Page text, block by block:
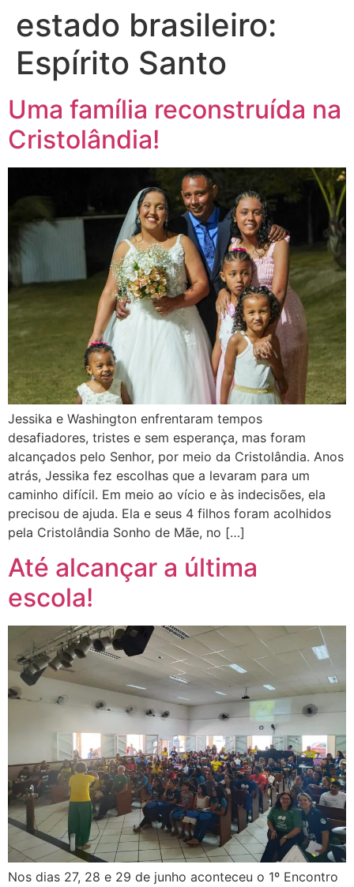
estado brasileiro:
Espírito Santo
Uma família reconstruída na
Cristolândia!
Jessika e Washington enfrentaram tempos
desafiadores, tristes e sem esperança, mas foram
alcançados pelo Senhor, por meio da Cristolândia. Anos
atrás, Jessika fez escolhas que a levaram para um
caminho difícil. Em meio ao vício e às indecisões, ela
precisou de ajuda. Ela e seus 4 filhos foram acolhidos
pela Cristolândia Sonho de Mãe, no […]
Até alcançar a última
escola!
Nos dias 27, 28 e 29 de junho aconteceu o 1º Encontro